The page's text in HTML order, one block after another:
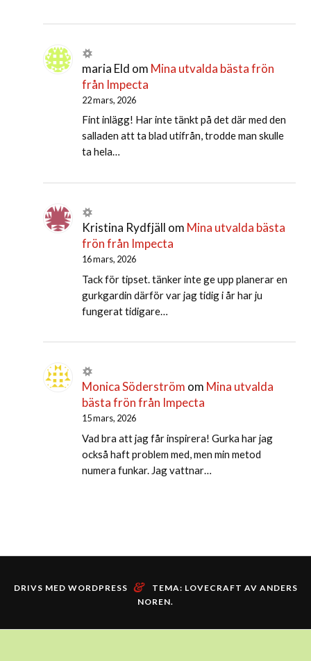
maria Eld om Mina utvalda bästa frön
från Impecta
22 mars, 2026
Fint inlägg! Har inte tänkt på det där med den
salladen att ta blad utifrån, trodde man skulle
ta hela…
Kristina Rydfjäll om Mina utvalda bästa
frön från Impecta
16 mars, 2026
Tack för tipset. tänker inte ge upp planerar en
gurkgardin därför var jag tidig i år har ju
fungerat tidigare…
Monica Söderström om Mina utvalda
bästa frön från Impecta
15 mars, 2026
Vad bra att jag får inspirera! Gurka har jag
också haft problem med, men min metod
numera funkar. Jag vattnar…
DRIVS MED WORDPRESS & TEMA: LOVECRAFT AV ANDERS
NOREN.